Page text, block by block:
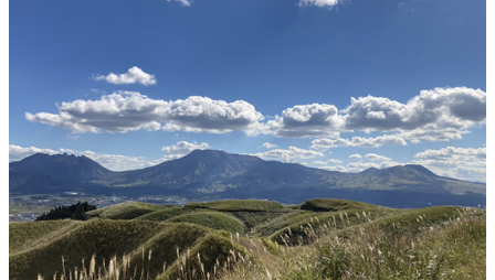
大会当日は特別な許可を得て走行が可能となっています。
皆様のご理解・ご協力の程よろしくお願いします。
coursemap
2025.04.18
【Cheer Up RUNNERS】
一緒に大会を盛り上げていただく、Cheer Up RUNNERS（応援ラン
ナー）に、鬼塚智徳さん、荒木宏太さんが決定いたしました！